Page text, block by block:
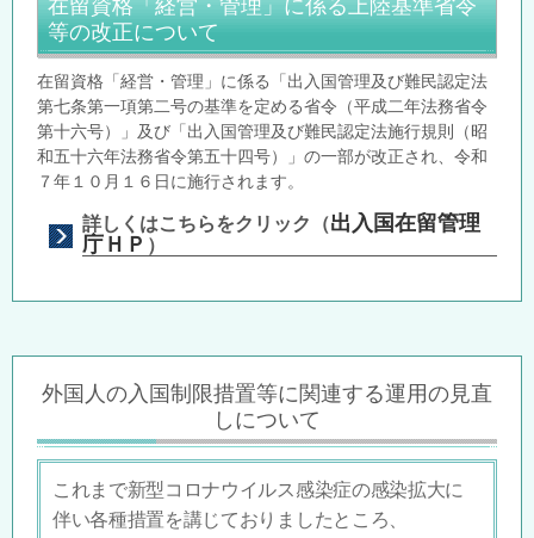
在留資格「経営・管理」に係る上陸基準省令
等の改正について
在留資格「経営・管理」に係る
「出入国管理及び難民認定法
第七条第一項第二号の基準を定める省令（平成二年法務省令
第十六号）」及び「出入国管理及び難民認定法施行規則（昭
和五十六年法務省令第五十四号）」の一部が改正され、令和
７年１０月１６日に施行されます。
詳しくはこちらをクリック（出入国在留管理
庁ＨＰ ）
外国人の入国制限措置等に関連する運用の見直
しについて
これまで新型コロナウイルス感染症の感染拡大に
伴い各種措置を講じておりましたところ、